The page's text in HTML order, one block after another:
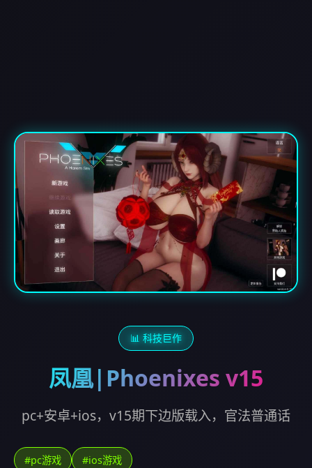
📊 科技巨作
凤凰|Phoenixes v15
pc+安卓+ios，v15期下边版载入，官法普通话
#pc游戏 #ios游戏